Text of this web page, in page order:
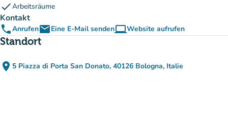
checkArbeitsräume
Kontakt
phoneAnrufenemailEine E-Mail sendencomputerWebsite aufrufen
(new tab)
Standort
place 5 Piazza di Porta San Donato, 40126 Bologna, Italie
(in Google Maps öffnen)
(new tab)